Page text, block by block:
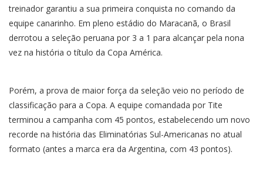
treinador garantiu a sua primeira conquista no comando da
equipe canarinho. Em pleno estádio do Maracanã, o Brasil
derrotou a seleção peruana por 3 a 1 para alcançar pela nona
vez na história o título da Copa América.
Porém, a prova de maior força da seleção veio no período de
classificação para a Copa. A equipe comandada por Tite
terminou a campanha com 45 pontos, estabelecendo um novo
recorde na história das Eliminatórias Sul-Americanas no atual
formato (antes a marca era da Argentina, com 43 pontos).